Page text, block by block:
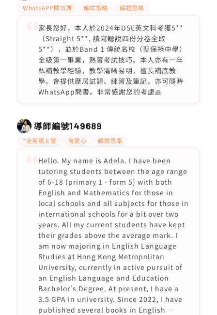
WhatsAPP問功課 應試策略 解題思路
家長您好，本人於2024年DSE英文科考獲5**
（Straight 5**, 讀寫聽說四份分卷全取
5**），並於Band 1 傳統名校（聖保祿中學）
全級第一畢業，熟習考試技巧。本人亦有一年
私補教學經驗，教學清晰易明，擅長補底教
學。會提供歷屆試題、練習及筆記，亦可隨時
WhatsApp問書。非常感謝您的考慮🙏
導師編號149689
*全英語上堂 有愛心 解題思路
Hello. My name is Adela. I have been
tutoring students between the age range
of 6-18 (primary 1 - form 5) with both
English and Mathematics for those in
local schools and all subjects for those in
international schools for a bit over two
years. All my current students have kept
their grades above the average mark. I
am now majoring in English Language
Studies at Hong Kong Metropolitan
University, currently in active pursuit of
an English Language and Education
Bachelor's Degree. At present, I have a
3.5 GPA in university. Since 2022, I have
published several books in English —